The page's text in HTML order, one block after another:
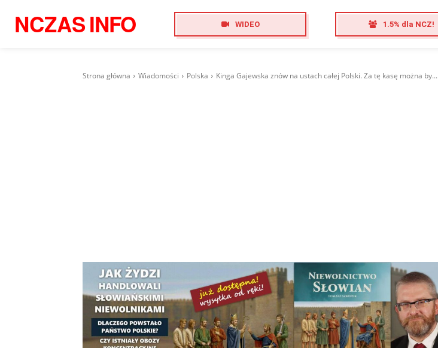
NCZASINFO WIDEO 1.5% dla NCZ!
Strona główna Wiadomości Polska Kinga Gajewska znów na ustach całej Polski. Za tę kasę można by...